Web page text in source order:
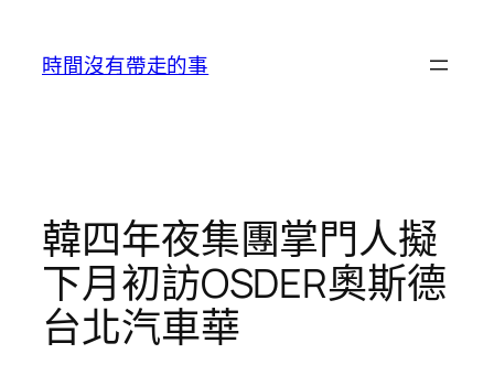
時間沒有帶走的事
韓四年夜集團掌門人擬
下月初訪OSDER奧斯德
台北汽車華